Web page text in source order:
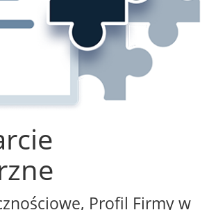
Profil Firmy w